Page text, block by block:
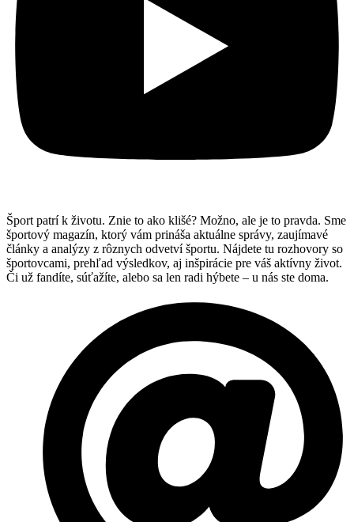
Šport patrí k životu. Znie to ako klišé? Možno, ale je to pravda. Sme
športový magazín, ktorý vám prináša aktuálne správy, zaujímavé
články a analýzy z rôznych odvetví športu. Nájdete tu rozhovory so
športovcami, prehľad výsledkov, aj inšpirácie pre váš aktívny život.
Či už fandíte, súťažíte, alebo sa len radi hýbete – u nás ste doma.